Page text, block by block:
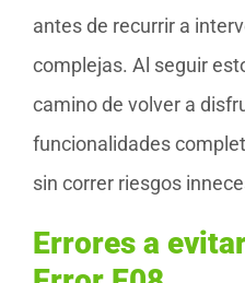
antes de recurrir a
complejas. Al seguir
camino de volver a
funcionalidades
sin correr riesgos
Errores a